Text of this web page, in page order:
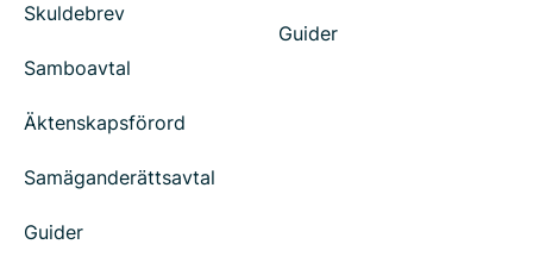
Skuldebrev
Samboavtal
Äktenskapsförord
Samäganderättsavtal
Guider
Guider